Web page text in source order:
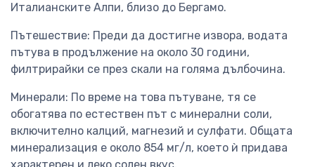
Италианските Алпи, близо до Бергамо.
Пътешествие: Преди да достигне извора, водата
пътува в продължение на около 30 години,
филтрирайки се през скали на голяма дълбочина.
Минерали: По време на това пътуване, тя се
обогатява по естествен път с минерални соли,
включително калций, магнезий и сулфати. Общата
минерализация е около 854 мг/л, което ѝ придава